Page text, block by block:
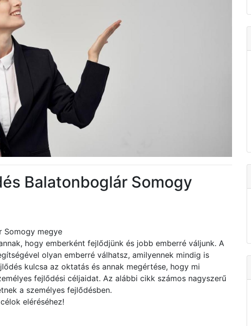
Balatonboglár Somogy
Somogy megye
hogy emberként fejlődjünk és jobb emberré váljunk. A
olyan emberré válhatsz, amilyennek mindig is
kulcsa az oktatás és annak megértése, hogy mi
fejlődési céljaidat. Az alábbi cikk számos nagyszerű
a személyes fejlődésben.
eléréséhez!